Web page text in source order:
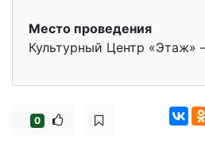
Место проведения
Культурный Центр «Этаж»
0